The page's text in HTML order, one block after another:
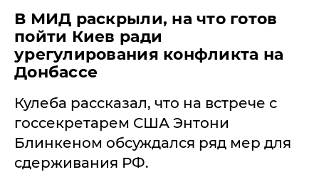
В МИД раскрыли, на что готов
пойти Киев ради
урегулирования конфликта на
Донбассе
Кулеба рассказал, что на встрече с
госсекретарем США Энтони
Блинкеном обсуждался ряд мер для
сдерживания РФ.